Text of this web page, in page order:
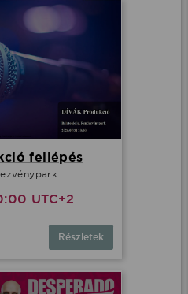
fellépés
UTC+2
Részletek